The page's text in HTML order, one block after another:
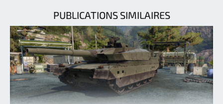
PUBLICATIONS SIMILAIRES